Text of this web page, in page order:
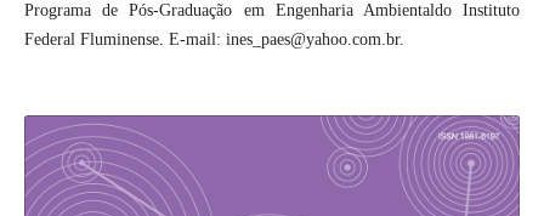
Programa de Pós-Graduação em Engenharia Ambientaldo Instituto
Federal Fluminense. E-mail: ines_paes@yahoo.com.br.